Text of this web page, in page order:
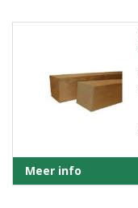
Meer info